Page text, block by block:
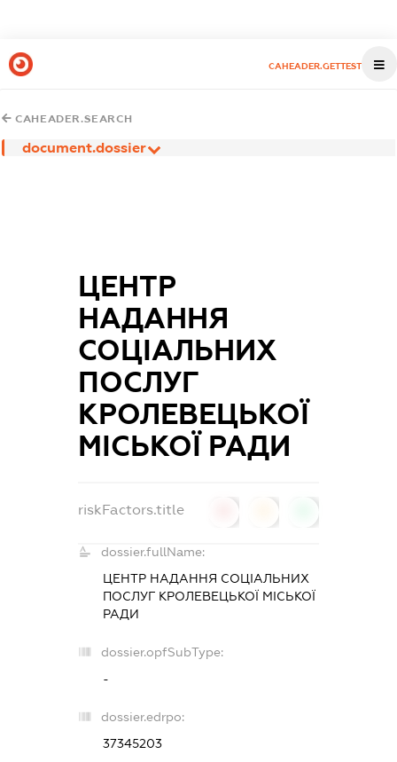
CAHEADER.GETTEST
CAHEADER.SEARCH
document.dossier
ЦЕНТР
НАДАННЯ
СОЦІАЛЬНИХ
ПОСЛУГ
КРОЛЕВЕЦЬКОЇ
МІСЬКОЇ РАДИ
riskFactors.title
dossier.fullName:
ЦЕНТР НАДАННЯ СОЦІАЛЬНИХ
ПОСЛУГ КРОЛЕВЕЦЬКОЇ МІСЬКОЇ
РАДИ
dossier.opfSubType:
-
dossier.edrpo:
37345203